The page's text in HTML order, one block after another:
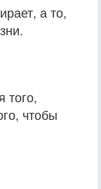
а то,
того,
чтобы